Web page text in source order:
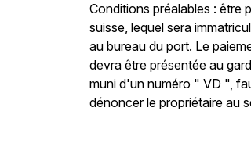
Conditions préalables : être
suisse, lequel sera
au bureau du port. Le
devra être présentée au
muni d'un numéro " VD ",
dénoncer le propriétaire au